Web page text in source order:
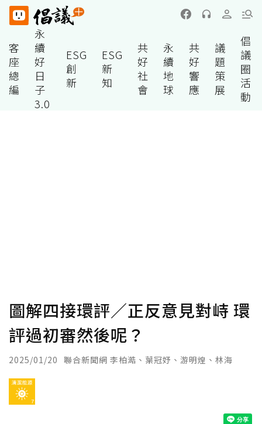
客
座
總
編
永
續
好
日
子
3.0
ESG
創
新
ESG
新
知
共
好
社
會
永
續
地
球
共
好
響
應
議
題
策
展
倡
議
圈
活
動
圖解四接環評／正反意見對峙 環
評過初審然後呢？
2025/01/20 聯合新聞網 李柏澔、葉冠妤、游明煌、林海